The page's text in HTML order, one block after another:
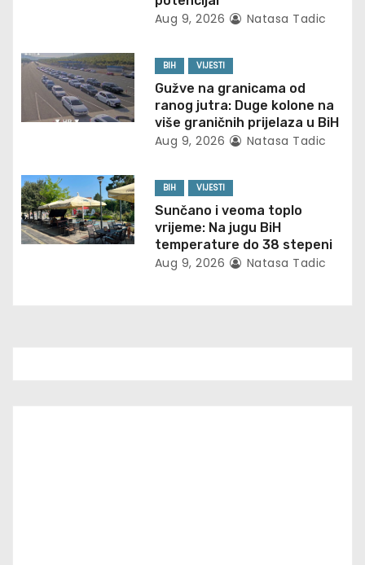
t
o
Aug 9, 2026 Natasa Tadic
BIH VIJESTI
Gužve na granicama od
ranog jutra: Duge kolone na
više graničnih prijelaza u BiH
Aug 9, 2026 Natasa Tadic
BIH VIJESTI
Sunčano i veoma toplo
vrijeme: Na jugu BiH
temperature do 38 stepeni
Aug 9, 2026 Natasa Tadic